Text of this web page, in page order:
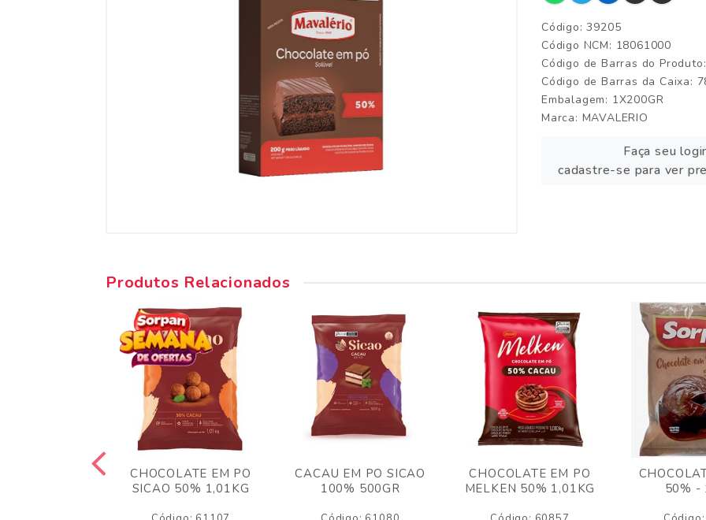
Código: 39205
Código NCM: 18061000
Código de Barras do
Código de Barras da Caixa:
Embalagem: 1X200GR
Marca: MAVALERIO
Faça seu
cadastre-se para ver
Produtos Relacionados
CHOCOLATE EM PO
SICAO 50% 1,01KG
CACAU EM PO SICAO
100% 500GR
CHOCOLATE EM PO
MELKEN 50% 1,01KG
50% -